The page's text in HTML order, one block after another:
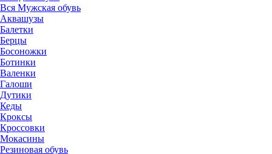
Вся Мужская обувь
Аквашузы
Балетки
Берцы
Босоножки
Ботинки
Валенки
Галоши
Дутики
Кеды
Кроксы
Кроссовки
Мокасины
Резиновая обувь